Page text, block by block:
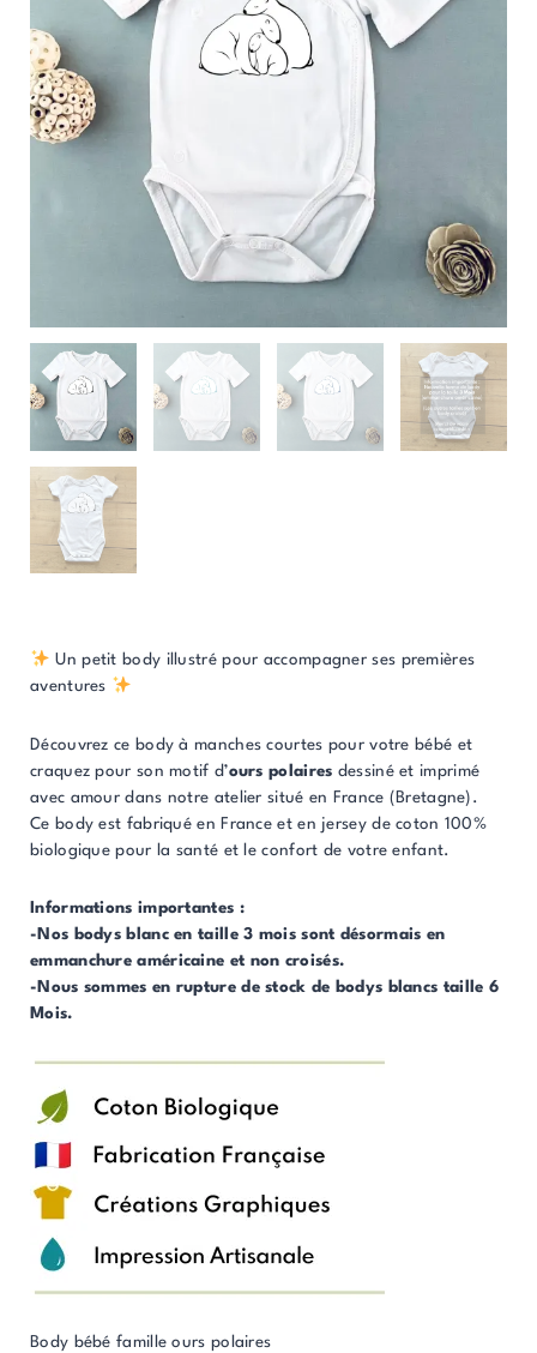
Un petit body illustré pour accompagner ses premières
aventures
Découvrez ce body à manches courtes pour votre bébé et
craquez pour son motif d’ours polaires dessiné et imprimé
avec amour dans notre atelier situé en France (Bretagne).
Ce body est fabriqué en France et en jersey de coton 100%
biologique pour la santé et le confort de votre enfant.
Informations importantes :
-Nos bodys blanc en taille 3 mois sont désormais en
emmanchure américaine et non croisés.
-Nous sommes en rupture de stock de bodys blancs taille 6
Mois.
Body bébé famille ours polaires